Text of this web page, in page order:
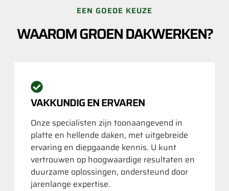
EEN GOEDE KEUZE
WAAROM GROEN DAKWERKEN?
VAKKUNDIG EN ERVAREN
Onze specialisten zijn toonaangevend in
platte en hellende daken, met uitgebreide
ervaring en diepgaande kennis. U kunt
vertrouwen op hoogwaardige resultaten en
duurzame oplossingen, ondersteund door
jarenlange expertise.